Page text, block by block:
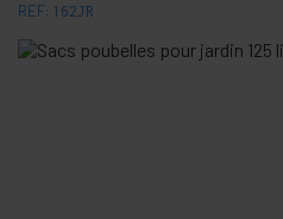
REF: 162JR